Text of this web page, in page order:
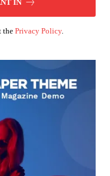
IN
the Privacy Policy.